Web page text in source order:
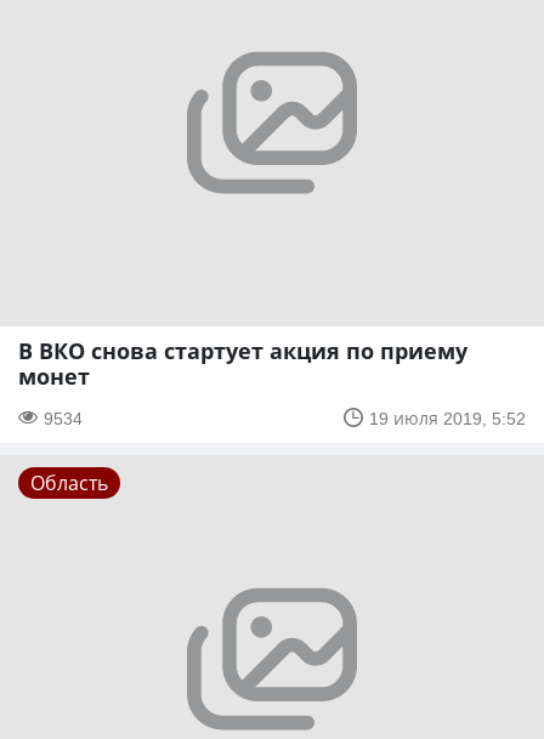
В ВКО снова стартует акция по приему
монет
9534 19 июля 2019, 5:52
Область